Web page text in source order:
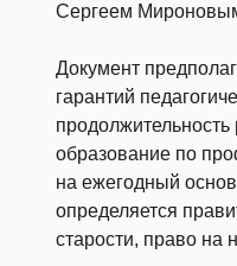
Сергеем
Документ
гарантий
образование по
на ежегодный
определяется
старости, право на